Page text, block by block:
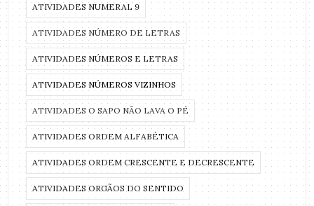
ATIVIDADES NUMERAL 9
ATIVIDADES NÚMERO DE LETRAS
ATIVIDADES NÚMEROS E LETRAS
ATIVIDADES NÚMEROS VIZINHOS
ATIVIDADES O SAPO NÃO LAVA O PÉ
ATIVIDADES ORDEM ALFABÉTICA
ATIVIDADES ORDEM CRESCENTE E DECRESCENTE
ATIVIDADES ORGÃOS DO SENTIDO